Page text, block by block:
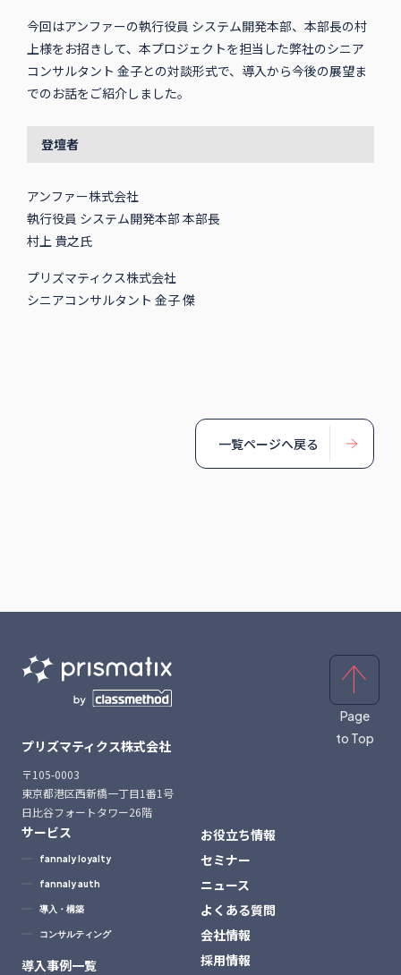
今回はアンファーの執行役員 システム開発本部、本部長の村
上様をお招きして、本プロジェクトを担当した弊社のシニア
コンサルタント 金子との対談形式で、導入から今後の展望ま
でのお話をご紹介しました。
登壇者
アンファー株式会社
執行役員 システム開発本部 本部長
村上 貴之氏
プリズマティクス株式会社
シニアコンサルタント 金子 傑
一覧ページへ戻る
プリズマティクス株式会社
〒105-0003
東京都港区西新橋一丁目1番1号
日比谷フォートタワー26階
サービス
fannaly loyalty
fannaly auth
導入・構築
コンサルティング
導入事例一覧
お役立ち情報
セミナー
ニュース
よくある質問
会社情報
採用情報
Page
to Top